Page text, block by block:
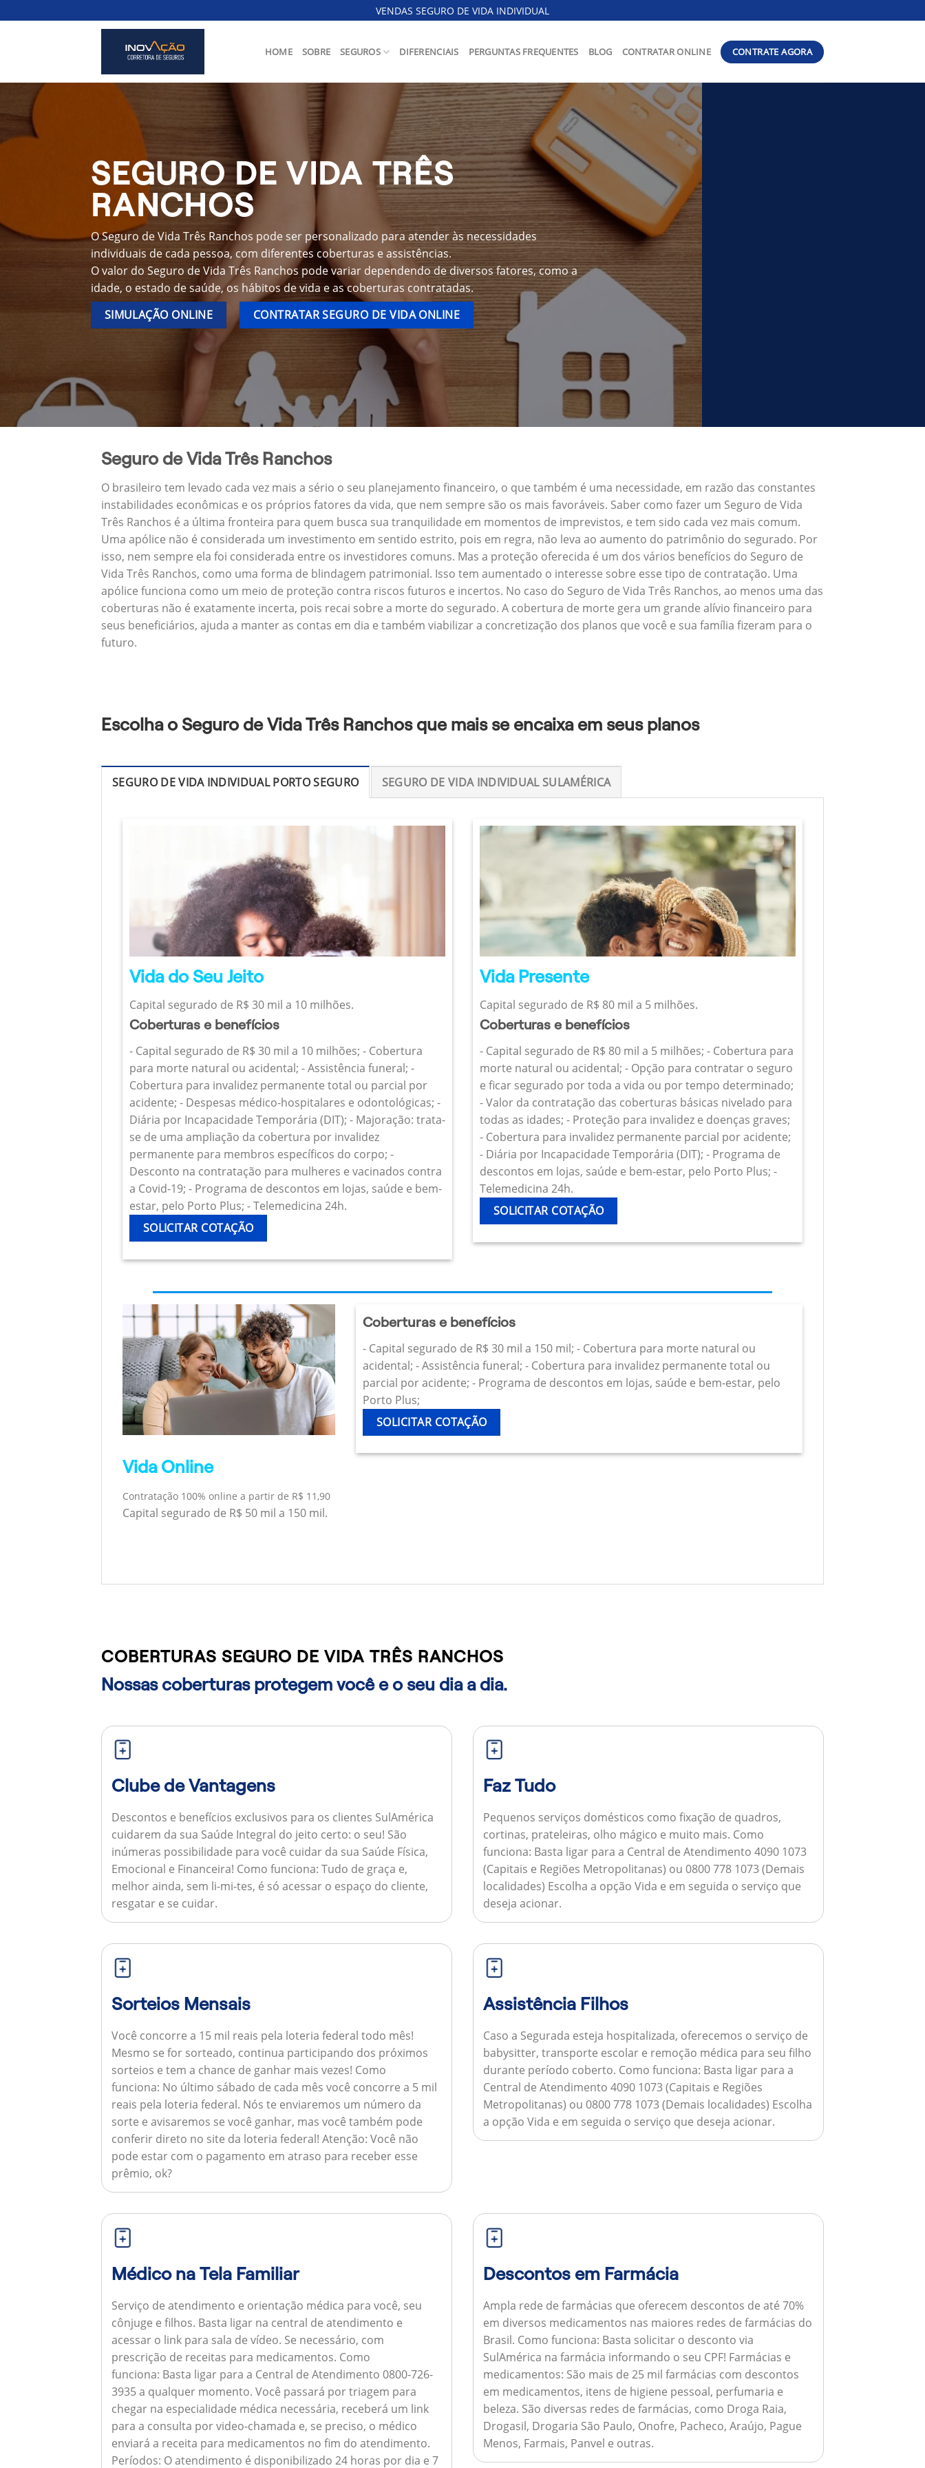
to
VENDAS SEGURO DE VIDA INDIVIDUAL
HOME SOBRE SEGUROS DIFERENCIAIS PERGUNTAS FREQUENTES BLOG CONTRATAR ONLINE CONTRATE AGORA
SEGURO DE VIDA TRÊS
RANCHOS
O Seguro de Vida Três Ranchos pode ser personalizado para atender às necessidades
individuais de cada pessoa, com diferentes coberturas e assistências.
O valor do Seguro de Vida Três Ranchos pode variar dependendo de diversos fatores, como a
idade, o estado de saúde, os hábitos de vida e as coberturas contratadas.
SIMULAÇÃO ONLINE
CONTRATAR SEGURO DE VIDA ONLINE
Seguro de Vida Três Ranchos
O brasileiro tem levado cada vez mais a sério o seu planejamento financeiro, o que também é uma necessidade, em razão das constantes
instabilidades econômicas e os próprios fatores da vida, que nem sempre são os mais favoráveis. Saber como fazer um Seguro de Vida
Três Ranchos é a última fronteira para quem busca sua tranquilidade em momentos de imprevistos, e tem sido cada vez mais comum.
Uma apólice não é considerada um investimento em sentido estrito, pois em regra, não leva ao aumento do patrimônio do segurado. Por
isso, nem sempre ela foi considerada entre os investidores comuns. Mas a proteção oferecida é um dos vários benefícios do Seguro de
Vida Três Ranchos, como uma forma de blindagem patrimonial. Isso tem aumentado o interesse sobre esse tipo de contratação. Uma
apólice funciona como um meio de proteção contra riscos futuros e incertos. No caso do Seguro de Vida Três Ranchos, ao menos uma das
coberturas não é exatamente incerta, pois recai sobre a morte do segurado. A cobertura de morte gera um grande alívio financeiro para
seus beneficiários, ajuda a manter as contas em dia e também viabilizar a concretização dos planos que você e sua família fizeram para o
futuro.
Escolha o Seguro de Vida Três Ranchos que mais se encaixa em seus planos
SEGURO DE VIDA INDIVIDUAL PORTO SEGURO SEGURO DE VIDA INDIVIDUAL SULAMÉRICA
Vida do Seu Jeito
Capital segurado de R$ 30 mil a 10 milhões.
Coberturas e benefícios
- Capital segurado de R$ 30 mil a 10 milhões; - Cobertura
para morte natural ou acidental; - Assistência funeral; -
Cobertura para invalidez permanente total ou parcial por
acidente; - Despesas médico-hospitalares e odontológicas; -
Diária por Incapacidade Temporária (DIT); - Majoração: trata-
se de uma ampliação da cobertura por invalidez
permanente para membros específicos do corpo; -
Desconto na contratação para mulheres e vacinados contra
a Covid-19; - Programa de descontos em lojas, saúde e bem-
estar, pelo Porto Plus; - Telemedicina 24h.
SOLICITAR COTAÇÃO
Vida Presente
Capital segurado de R$ 80 mil a 5 milhões.
Coberturas e benefícios
- Capital segurado de R$ 80 mil a 5 milhões; - Cobertura para
morte natural ou acidental; - Opção para contratar o seguro
e ficar segurado por toda a vida ou por tempo determinado;
- Valor da contratação das coberturas básicas nivelado para
todas as idades; - Proteção para invalidez e doenças graves;
- Cobertura para invalidez permanente parcial por acidente;
- Diária por Incapacidade Temporária (DIT); - Programa de
descontos em lojas, saúde e bem-estar, pelo Porto Plus; -
Telemedicina 24h.
SOLICITAR COTAÇÃO
Vida Online
Contratação 100% online a partir de R$ 11,90
Capital segurado de R$ 50 mil a 150 mil.
Coberturas e benefícios
- Capital segurado de R$ 30 mil a 150 mil; - Cobertura para morte natural ou
acidental; - Assistência funeral; - Cobertura para invalidez permanente total ou
parcial por acidente; - Programa de descontos em lojas, saúde e bem-estar, pelo
Porto Plus;
SOLICITAR COTAÇÃO
COBERTURAS SEGURO DE VIDA TRÊS RANCHOS
Nossas coberturas protegem você e o seu dia a dia.
Clube de Vantagens
Descontos e benefícios exclusivos para os clientes SulAmérica
cuidarem da sua Saúde Integral do jeito certo: o seu! São
inúmeras possibilidade para você cuidar da sua Saúde Física,
Emocional e Financeira! Como funciona: Tudo de graça e,
melhor ainda, sem li-mi-tes, é só acessar o espaço do cliente,
resgatar e se cuidar.
Faz Tudo
Pequenos serviços domésticos como fixação de quadros,
cortinas, prateleiras, olho mágico e muito mais. Como
funciona: Basta ligar para a Central de Atendimento 4090 1073
(Capitais e Regiões Metropolitanas) ou 0800 778 1073 (Demais
localidades) Escolha a opção Vida e em seguida o serviço que
deseja acionar.
Sorteios Mensais
Você concorre a 15 mil reais pela loteria federal todo mês!
Mesmo se for sorteado, continua participando dos próximos
sorteios e tem a chance de ganhar mais vezes! Como
funciona: No último sábado de cada mês você concorre a 5 mil
reais pela loteria federal. Nós te enviaremos um número da
sorte e avisaremos se você ganhar, mas você também pode
conferir direto no site da loteria federal!Atenção: Você não
pode estar com o pagamento em atraso para receber esse
prêmio, ok?
Assistência Filhos
Caso a Segurada esteja hospitalizada, oferecemos o serviço de
babysitter, transporte escolar e remoção médica para seu filho
durante período coberto. Como funciona: Basta ligar para a
Central de Atendimento 4090 1073 (Capitais e Regiões
Metropolitanas) ou 0800 778 1073 (Demais localidades) Escolha
a opção Vida e em seguida o serviço que deseja acionar.
Médico na Tela Familiar
Serviço de atendimento e orientação médica para você, seu
cônjuge e filhos. Basta ligar na central de atendimento e
acessar o link para sala de vídeo. Se necessário, com
prescrição de receitas para medicamentos. Como
funciona: Basta ligar para a Central de Atendimento 0800-726-
3935 a qualquer momento. Você passará por triagem para
chegar na especialidade médica necessária, receberá um link
para a consulta por video-chamada e, se preciso, o médico
enviará a receita para medicamentos no fim do atendimento.
Períodos: O atendimento é disponibilizado 24 horas por dia e 7
Descontos em Farmácia
Ampla rede de farmácias que oferecem descontos de até 70%
em diversos medicamentos nas maiores redes de farmácias do
Brasil. Como funciona: Basta solicitar o desconto via
SulAmérica na farmácia informando o seu CPF! Farmácias e
medicamentos: São mais de 25 mil farmácias com descontos
em medicamentos, itens de higiene pessoal, perfumaria e
beleza. São diversas redes de farmácias, como Droga Raia,
Drogasil, Drogaria São Paulo, Onofre, Pacheco, Araújo, Pague
Menos, Farmais, Panvel e outras.